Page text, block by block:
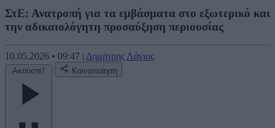
ΣτΕ: Ανατροπή για τα εμβάσματα στο εξωτερικό και
την αδικαιολόγητη προσαύξηση περιουσίας
10.05.2026 • 09:47 | Δημήτρης Λάγιος
Ακούστε! Κοινοποίηση